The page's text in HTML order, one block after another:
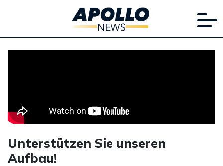
Unterstützen Sie unseren
Aufbau!